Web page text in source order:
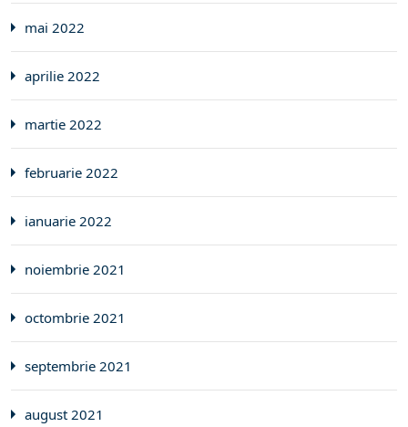
mai 2022
aprilie 2022
martie 2022
februarie 2022
ianuarie 2022
noiembrie 2021
octombrie 2021
septembrie 2021
august 2021